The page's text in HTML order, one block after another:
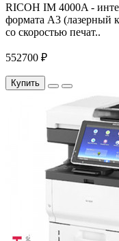
RICOH IM 4000A -
формата А3 (лазерный
со скоростью печат..
552700 ₽
Купить